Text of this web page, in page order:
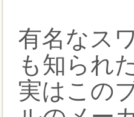
有名なス
も知られ
実はこの